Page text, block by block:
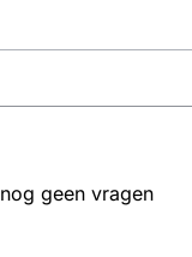
geen vragen